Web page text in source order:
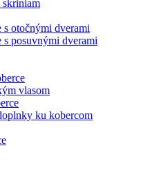
skriniam
s otočnými dverami
s posuvnými dverami
vlasom
ku kobercom